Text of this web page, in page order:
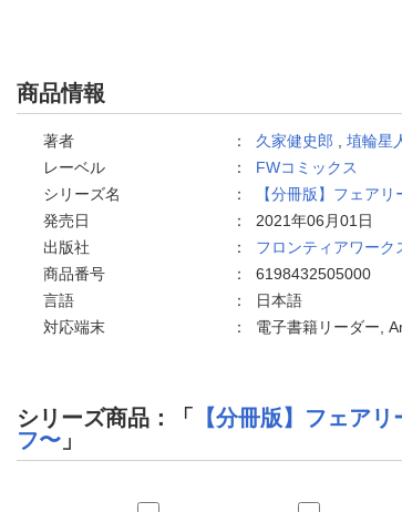
商品情報
著者 ： 久家健史郎 埴輪星
レーベル
： FWコミックス
シリーズ名
：
【分冊版】フェア
発売日
： 2021年06月01日
出版社
： フロンティアワーク
商品番号
： 6198432505000
言語
：
日本語
対応端末
： 電子書籍リーダー,
シリーズ商品：「 【分冊版】フェア
フ〜 」